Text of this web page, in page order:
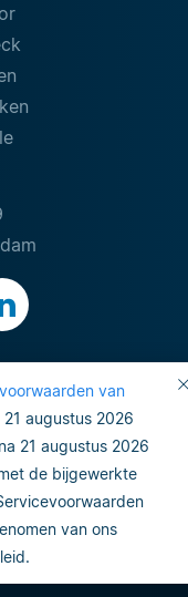
van
augustus 2026
21 augustus 2026
de bijgewerkte
van ons